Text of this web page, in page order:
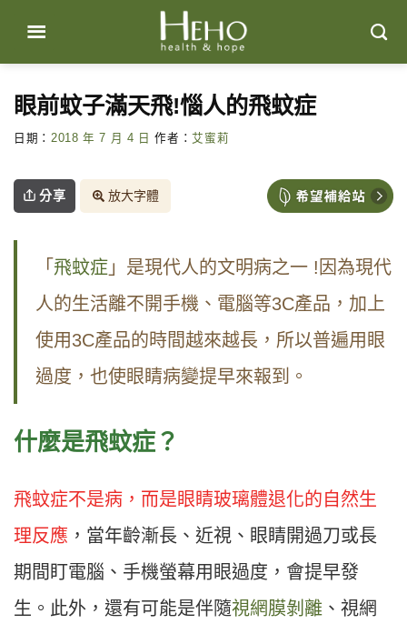
content
眼前蚊子滿天飛!惱人的飛蚊症
日期： 2018 年 7 月 4 日 作者：艾蜜莉
分享 放大字體
「 飛蚊症 」是現代人的文明病之一 !因為現代
人的生活離不開手機、電腦等3C產品，加上
使用3C產品的時間越來越長，所以普遍用眼
過度，也使眼睛病變提早來報到。
什麼是飛蚊症？
飛蚊症不是病，而是眼睛玻璃體退化的自然生
理反應 ，當年齡漸長、近視、眼睛開過刀或長
期間盯電腦、手機螢幕用眼過度，會提早發
生。此外，還有可能是伴隨視網膜剝離 、視網